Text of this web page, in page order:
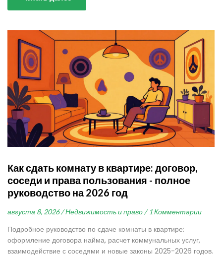
Как сдать комнату в квартире: договор,
соседи и права пользования - полное
руководство на 2026 год
августа 8, 2026 / Недвижимость и право / 1 Комментарии
Подробное руководство по сдаче комнаты в квартире:
оформление договора найма, расчет коммунальных услуг,
взаимодействие с соседями и новые законы 2025-2026 годов.